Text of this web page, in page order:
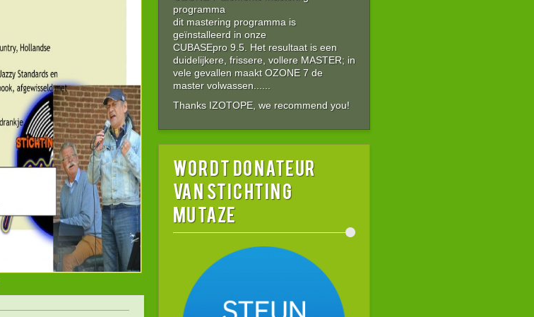
programma
dit mastering programma is
geïnstalleerd in onze
CUBASEpro 9.5. Het resultaat is een
duidelijkere, frissere, vollere MASTER; in
vele gevallen maakt OZONE 7 de
master volwassen......
Thanks IZOTOPE, we recommend you!
wordt donateur
van stichting
MUTAZE